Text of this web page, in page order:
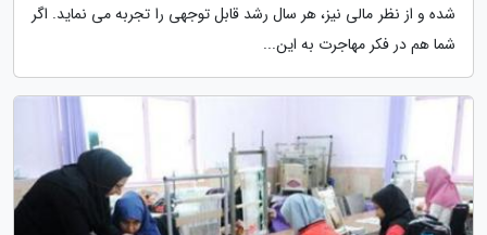
شده و از نظر مالی نیز، هر سال رشد قابل توجهی را تجربه می نماید. اگر
شما هم در فکر مهاجرت به این...